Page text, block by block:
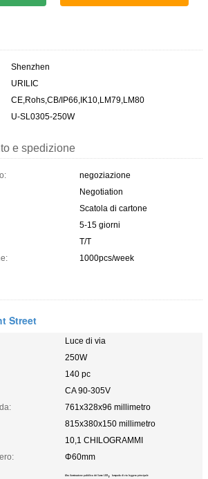
Shenzhen
URILIC
CE,Rohs,CB/IP66,IK10,LM79,LM80
U-SL0305-250W
e spedizione
negoziazione
Negotiation
Scatola di cartone
5-15 giorni
T/T
1000pcs/week
Street
Luce di via
250W
140 pc
CA 90-305V
761x328x96 millimetro
815x380x150 millimetro
10,1 CHILOGRAMMI
Φ60mm
Alta iluminazione pubblica del lume LED , lampada di via leggera principale